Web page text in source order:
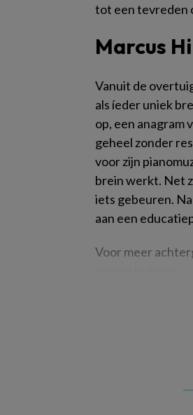
tot een tevreden
Marcus
Vanuit de
als íeder uniek
op, een anagram
geheel zonder
voor zijn
brein werkt. Net
iets gebeuren.
aan een
Voor meer